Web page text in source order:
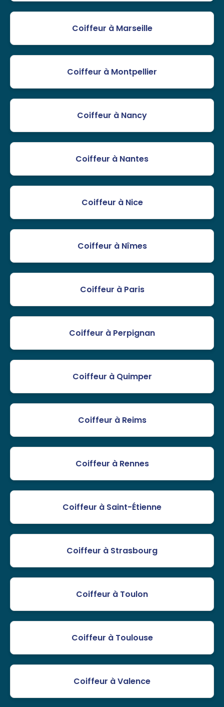
Coiffeur à Marseille
Coiffeur à Montpellier
Coiffeur à Nancy
Coiffeur à Nantes
Coiffeur à Nice
Coiffeur à Nîmes
Coiffeur à Paris
Coiffeur à Perpignan
Coiffeur à Quimper
Coiffeur à Reims
Coiffeur à Rennes
Coiffeur à Saint-Étienne
Coiffeur à Strasbourg
Coiffeur à Toulon
Coiffeur à Toulouse
Coiffeur à Valence